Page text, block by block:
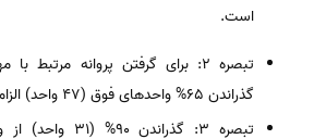
است.
تبصره 2: برای گرفتن پروانه
گذراندن 65% واحدهای فوق (47 واحد) الزامی است.
تبصره 3: